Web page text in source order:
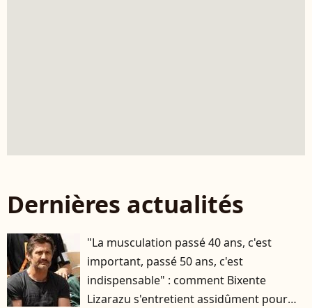
Dernières actualités
"La musculation passé 40 ans, c'est
important, passé 50 ans, c'est
indispensable" : comment Bixente
Lizarazu s'entretient assidûment pour